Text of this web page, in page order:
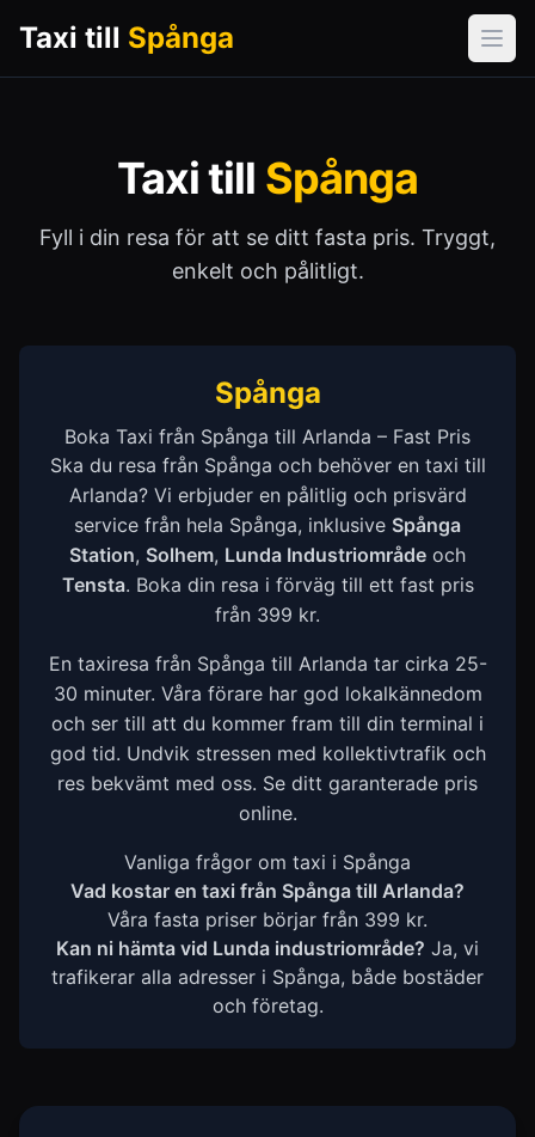
Taxi till Spånga
Taxi till Spånga
Fyll i din resa för att se ditt fasta pris. Tryggt,
enkelt och pålitligt.
Spånga
Boka Taxi från Spånga till Arlanda – Fast Pris
Ska du resa från Spånga och behöver en taxi till
Arlanda? Vi erbjuder en pålitlig och prisvärd
service från hela Spånga, inklusive Spånga
Station, Solhem, Lunda Industriområde och
Tensta. Boka din resa i förväg till ett fast pris
från 399 kr.
En taxiresa från Spånga till Arlanda tar cirka 25-
30 minuter. Våra förare har god lokalkännedom
och ser till att du kommer fram till din terminal i
god tid. Undvik stressen med kollektivtrafik och
res bekvämt med oss. Se ditt garanterade pris
online.
Vanliga frågor om taxi i Spånga
Vad kostar en taxi från Spånga till Arlanda?
Våra fasta priser börjar från 399 kr.
Kan ni hämta vid Lunda industriområde? Ja, vi
trafikerar alla adresser i Spånga, både bostäder
och företag.